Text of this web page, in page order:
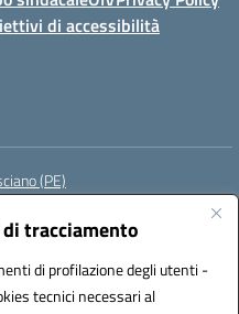
tracciamento
di profilazione degli utenti -
tecnici necessari al
di accessibilità
(PE)